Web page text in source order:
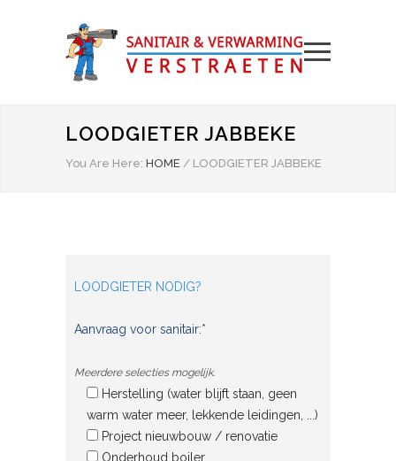
LOODGIETER JABBEKE
You Are Here: HOME / LOODGIETER JABBEKE
LOODGIETER NODIG?
Aanvraag voor sanitair:*
Meerdere selecties mogelijk.
Herstelling (water blijft staan, geen
warm water meer, lekkende leidingen, ...)
Project nieuwbouw / renovatie
Onderhoud boiler